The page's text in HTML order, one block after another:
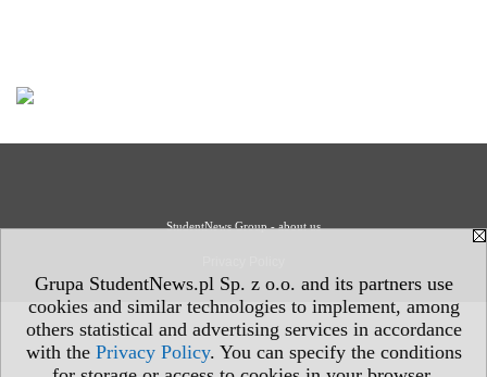
Grupa StudentNews.pl Sp. z o.o. and its partners use
cookies and similar technologies to implement, among
others statistical and advertising services in accordance
with the Privacy Policy. You can specify the conditions
StudentNews Group - about us